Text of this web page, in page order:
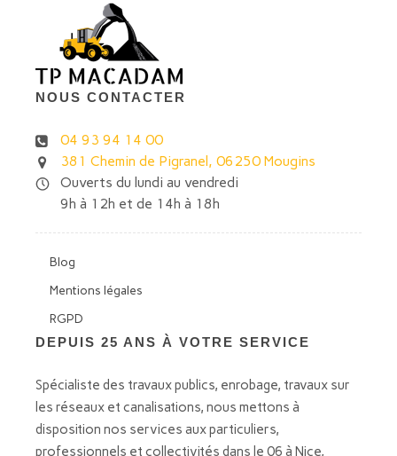
NOUS CONTACTER
04 93 94 14 00
381 Chemin de Pigranel, 06250 Mougins
Ouverts du lundi au vendredi
9h à 12h et de 14h à 18h
Blog
Mentions légales
RGPD
DEPUIS 25 ANS À VOTRE SERVICE
Spécialiste des travaux publics, enrobage, travaux sur
les réseaux et canalisations, nous mettons à
disposition nos services aux particuliers,
professionnels et collectivités dans le 06 à Nice,